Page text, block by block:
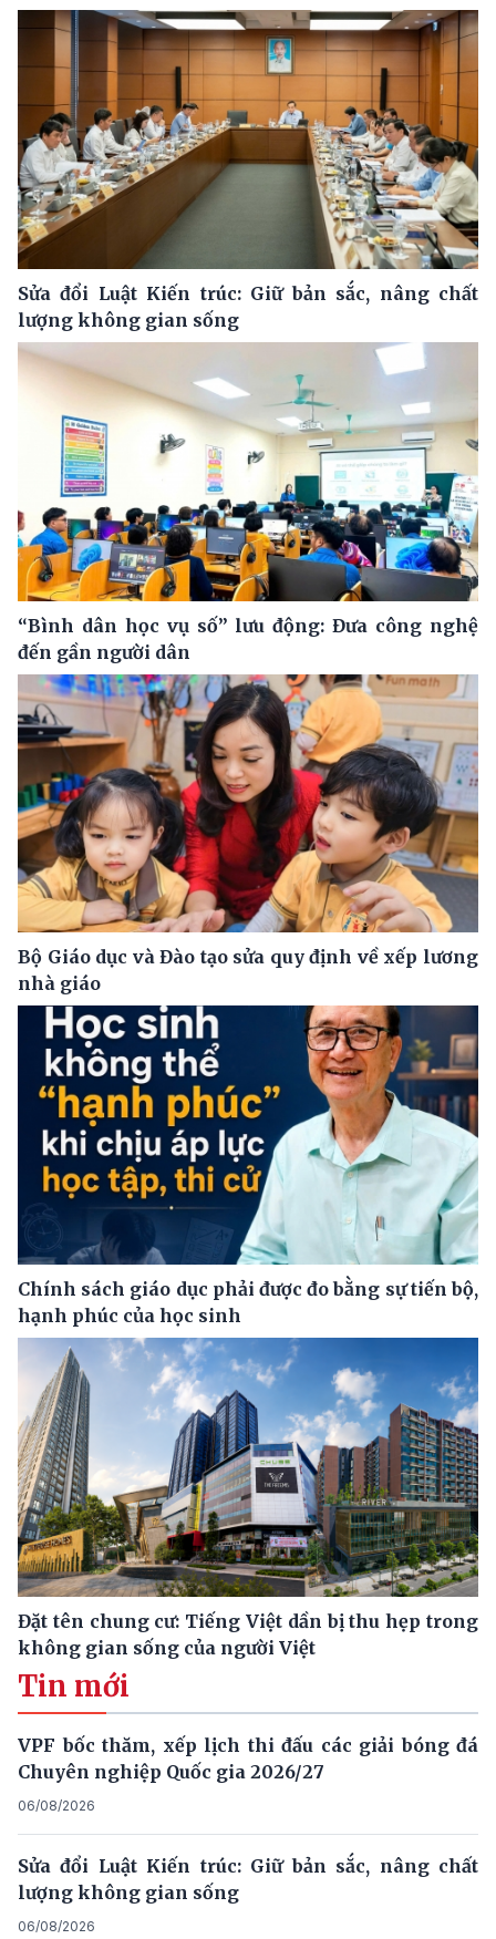
Sửa đổi Luật Kiến trúc: Giữ bản sắc, nâng chất
lượng không gian sống
“Bình dân học vụ số” lưu động: Đưa công nghệ
đến gần người dân
Bộ Giáo dục và Đào tạo sửa quy định về xếp lương
nhà giáo
Chính sách giáo dục phải được đo bằng sự tiến bộ,
hạnh phúc của học sinh
Đặt tên chung cư: Tiếng Việt dần bị thu hẹp trong
không gian sống của người Việt
Tin mới
VPF bốc thăm, xếp lịch thi đấu các giải bóng đá
Chuyên nghiệp Quốc gia 2026/27
06/08/2026
Sửa đổi Luật Kiến trúc: Giữ bản sắc, nâng chất
lượng không gian sống
06/08/2026